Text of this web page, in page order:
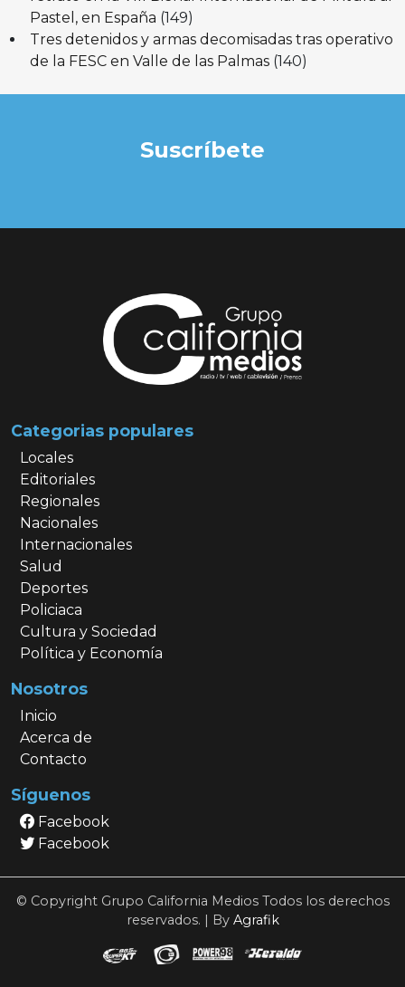
Pastel, en España (149)
Tres detenidos y armas decomisadas tras operativo
de la FESC en Valle de las Palmas (140)
Suscríbete
Categorias populares
Locales
Editoriales
Regionales
Nacionales
Internacionales
Salud
Deportes
Policiaca
Cultura y Sociedad
Política y Economía
Nosotros
Inicio
Acerca de
Contacto
Síguenos
Facebook
Facebook
© Copyright Grupo California Medios Todos los derechos
reservados. | By Agrafik